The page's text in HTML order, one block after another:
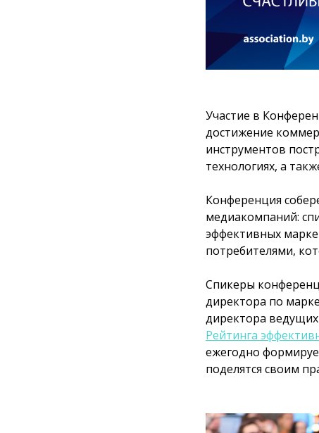
Участие в
достижение
инструментов
технологиях, а
Конференция
медиакомпаний:
эффективных
потребителями,
Спикеры
директора по
директора ведущих
Рейтинга
ежегодно
поделятся своим